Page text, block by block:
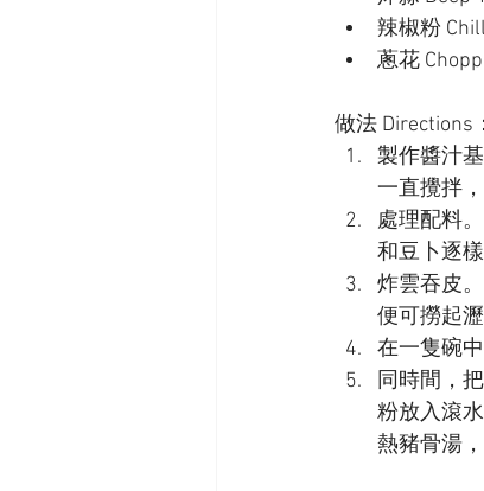
辣椒粉
蔥花
做法 Directions：
製作醬汁
一直攪拌
處理配料
和豆卜逐
炸雲吞皮
便可撈起瀝
在一隻碗
同時間，
粉放入滾
熱豬骨湯